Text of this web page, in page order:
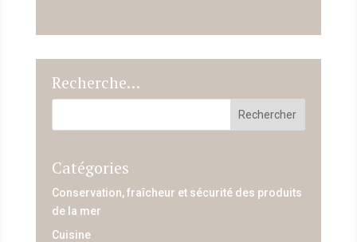
Recherche…
Catégories
Conservation, fraîcheur et sécurité des produits
de la mer
Cuisine